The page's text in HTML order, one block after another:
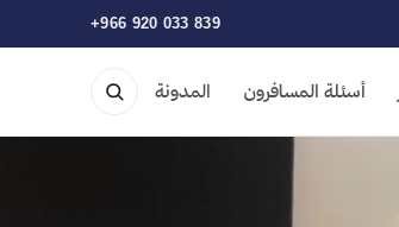
+966 920 033 839
أسئلة المسافرون المدونة